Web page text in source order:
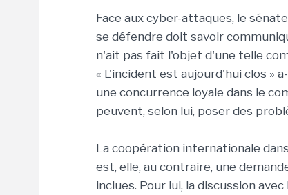
Face aux cyber-attaques, le
se défendre doit savoir
n'ait pas fait l'objet d'une telle
« L'incident est aujourd'hui clos »
une concurrence loyale dans le
peuvent, selon lui, poser des
La coopération internationale
est, elle, au contraire, une
inclues. Pour lui, la discussion